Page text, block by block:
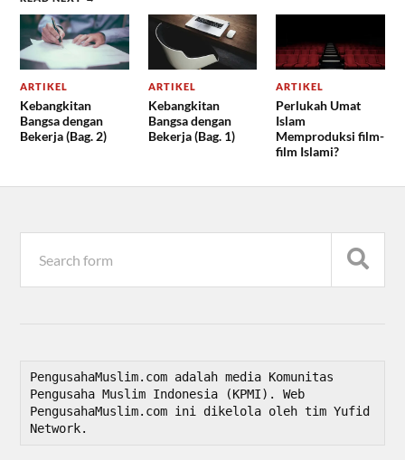
ARTIKEL
Kebangkitan
Bangsa dengan
Bekerja (Bag. 2)
ARTIKEL
Kebangkitan
Bangsa dengan
Bekerja (Bag. 1)
ARTIKEL
Perlukah Umat
Islam
Memproduksi film-
film Islami?
PengusahaMuslim.com adalah media Komunitas
Pengusaha Muslim Indonesia (KPMI). Web
PengusahaMuslim.com ini dikelola oleh tim Yufid
Network.